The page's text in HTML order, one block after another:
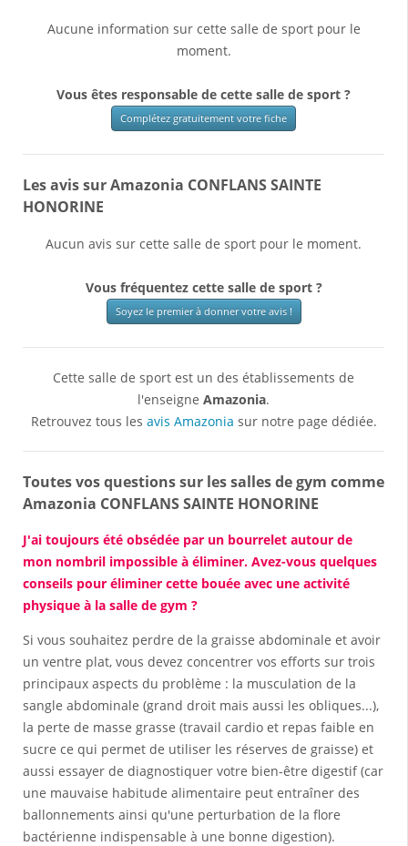
Aucune information sur cette salle de sport pour le
moment.
Vous êtes responsable de cette salle de sport ?
Complétez gratuitement votre fiche
Les avis sur Amazonia CONFLANS SAINTE
HONORINE
Aucun avis sur cette salle de sport pour le moment.
Vous fréquentez cette salle de sport ?
Soyez le premier à donner votre avis !
Cette salle de sport est un des établissements de
l'enseigne Amazonia.
Retrouvez tous les avis Amazonia sur notre page dédiée.
Toutes vos questions sur les salles de gym comme
Amazonia CONFLANS SAINTE HONORINE
J'ai toujours été obsédée par un bourrelet autour de
mon nombril impossible à éliminer. Avez-vous quelques
conseils pour éliminer cette bouée avec une activité
physique à la salle de gym ?
Si vous souhaitez perdre de la graisse abdominale et avoir
un ventre plat, vous devez concentrer vos efforts sur trois
principaux aspects du problème : la musculation de la
sangle abdominale (grand droit mais aussi les obliques...),
la perte de masse grasse (travail cardio et repas faible en
sucre ce qui permet de utiliser les réserves de graisse) et
aussi essayer de diagnostiquer votre bien-être digestif (car
une mauvaise habitude alimentaire peut entraîner des
ballonnements ainsi qu'une perturbation de la flore
bactérienne indispensable à une bonne digestion).